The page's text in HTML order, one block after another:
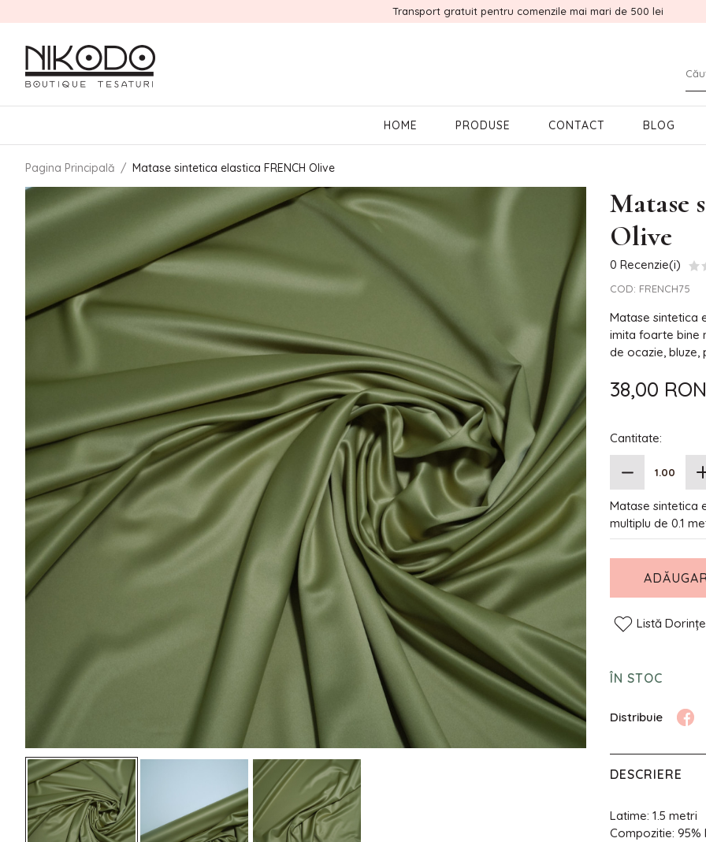
Transport gratuit pentru comenzile mai mari de 500 lei
HOME PRODUSE CONTACT BLOG
Pagina Principală / Matase sintetica elastica FRENCH Olive
Matase
Olive
0 Recenzie(i)
COD: FRENCH75
Matase sintetica
imita foarte bine
de ocazie, bluze,
38,00
Cantitate:
Matase sintetica
multiplu de 0.1
Listă Dorințe
ÎN STOC
DESCRIERE
Latime: 1.5 metri
Compozitie: 95%